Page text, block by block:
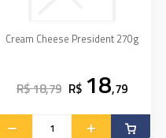
Cream Cheese President 270g
R$ 18,79 R$ 18,79